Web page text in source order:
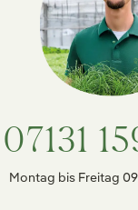
07131
Montag bis Freitag